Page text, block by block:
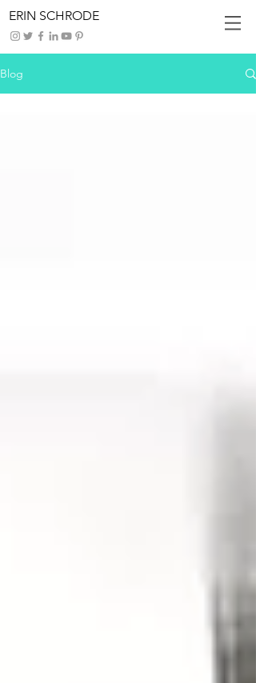
ERIN SCHRODE
Blog